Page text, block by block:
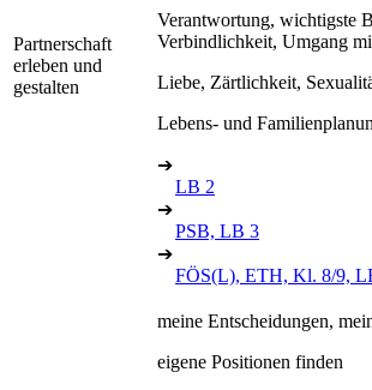
Partnerschaft
erleben und
gestalten
Verantwortung, wichtigste
Verbindlichkeit, Umgang
Liebe, Zärtlichkeit,
Lebens- und
➔
LB 2
➔
PSB, LB 3
➔
FÖS(L), ETH, Kl. 8/9,
meine Entscheidungen,
eigene Positionen finden